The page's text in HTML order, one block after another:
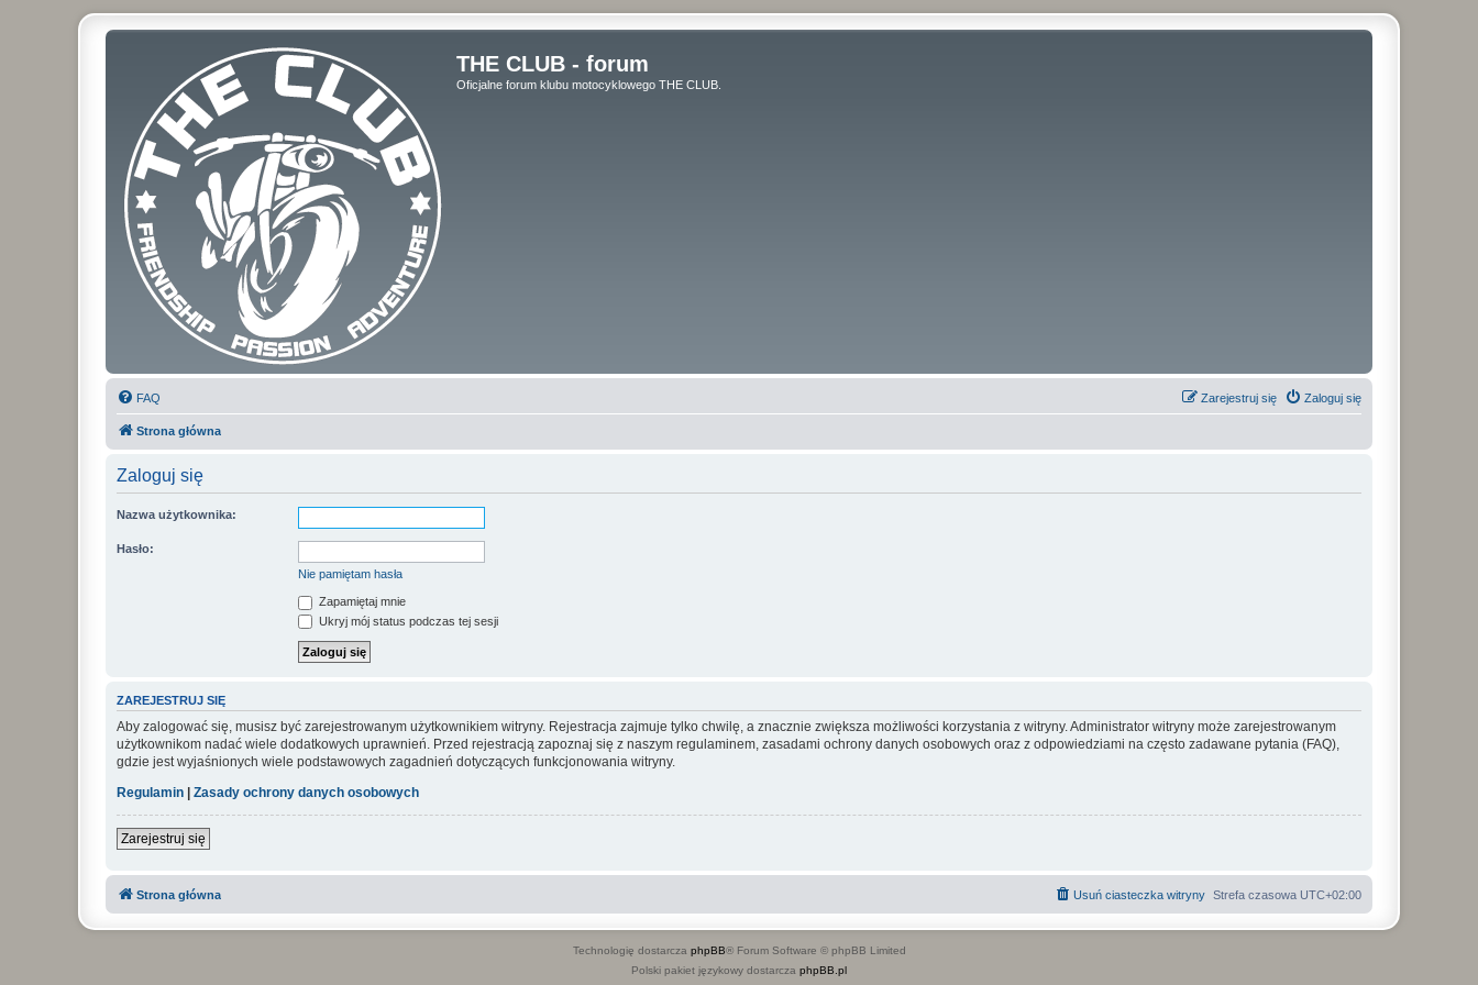
THE CLUB - forum
Oficjalne forum klubu motocyklowego THE CLUB.
FAQ Zaloguj się
Zarejestruj się
Strona główna
Zaloguj się
Nazwa użytkownika:
Hasło:
Nie pamiętam hasła
Zapamiętaj mnie
Ukryj mój status podczas tej sesji
ZAREJESTRUJ SIĘ
Aby zalogować się, musisz być zarejestrowanym użytkownikiem witryny. Rejestracja zajmuje tylko chwilę, a znacznie zwiększa możliwości korzystania z witryny. Administrator witryny może zarejestrowanym
użytkownikom nadać wiele dodatkowych uprawnień. Przed rejestracją zapoznaj się z naszym regulaminem, zasadami ochrony danych osobowych oraz z odpowiedziami na często zadawane pytania (FAQ),
gdzie jest wyjaśnionych wiele podstawowych zagadnień dotyczących funkcjonowania witryny.
Regulamin | Zasady ochrony danych osobowych
Zarejestruj się
Strona główna Strefa czasowa UTC+02:00
Usuń ciasteczka witryny
Technologię dostarcza phpBB® Forum Software © phpBB Limited
Polski pakiet językowy dostarcza phpBB.pl